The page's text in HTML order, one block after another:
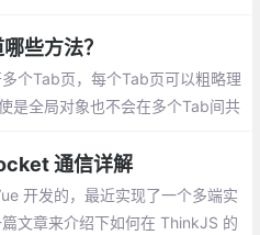
些方法？
个Tab页，每个Tab页可以粗略理
是全局对象也不会在多个Tab间共
通信详解
开发的，最近实现了一个多端实
文章来介绍下如何在 ThinkJS 的